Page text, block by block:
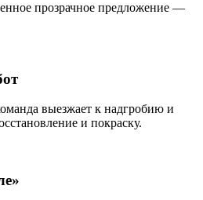
прозрачное предложение —
выезжает к надгробию и
и покраску.